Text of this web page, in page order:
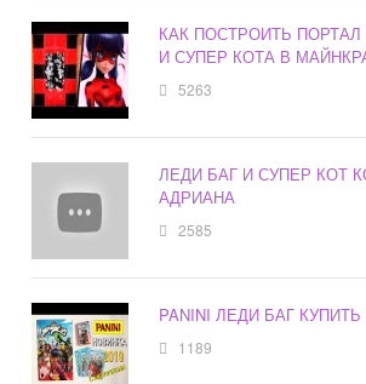
КАК ПОСТРОИТЬ
И СУПЕР КОТА В
5263
ЛЕДИ БАГ И СУПЕР КОТ
АДРИАНА
2585
PANINI ЛЕДИ БАГ КУПИТЬ
1189